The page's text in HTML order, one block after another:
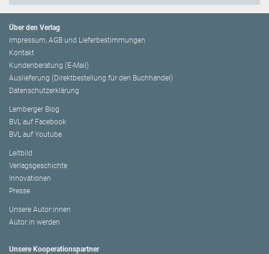
Über den Verlag
Impressum, AGB und Lieferbestimmungen
Kontakt
Kundenberatung (E-Mail)
Auslieferung (Direktbestellung für den Buchhandel)
Datenschutzerklärung
Lemberger Blog
BVL auf Facebook
BVL auf Youtube
Leitbild
Verlagsgeschichte
Innovationen
Presse
Unsere Autor:innen
Autor:in werden
Unsere Kooperationspartner